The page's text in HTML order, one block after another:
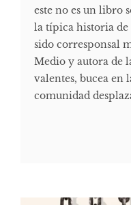
este no es un libro
la típica historia de
sido corresponsal
Medio y autora de
valentes, bucea en
comunidad